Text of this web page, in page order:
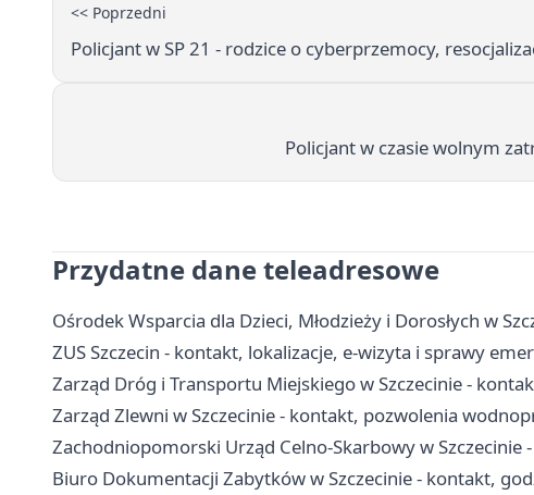
<< Poprzedni
Policjant w SP 21 - rodzice o cyberprzemocy,
Policjant w czasie wolnym
Przydatne dane teleadresowe
Ośrodek Wsparcia dla Dzieci, Młodzieży i Dorosłych w
ZUS Szczecin - kontakt, lokalizacje, e-wizyta i sprawy
Zarząd Dróg i Transportu Miejskiego w Szczecinie -
Zarząd Zlewni w Szczecinie - kontakt, pozwolenia
Zachodniopomorski Urząd Celno-Skarbowy w Szczecinie
Biuro Dokumentacji Zabytków w Szczecinie - kontakt,